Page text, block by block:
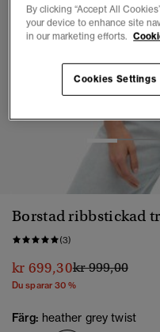
2
Borstad ribbstickad
(3)
kr 699,30Pris reducerat
kr 999,00till
Du sparar 30 %
Färg: heather grey twist
By clicking “Accept All
your device to enhance site
in our marketing efforts.
Cookies Settings